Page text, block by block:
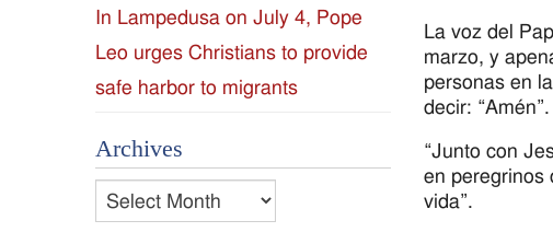
La voz del
marzo, y
personas en
decir: “Amén”.
“Junto con
en peregrinos
vida”.
In Lampedusa on July 4, Pope
Leo urges Christians to provide
safe harbor to migrants
Archives
Archives